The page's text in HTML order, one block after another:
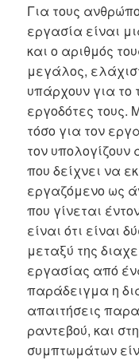
Για τους
εργασία είναι
και ο αριθμός
μεγάλος,
υπάρχουν για το
εργοδότες τους.
τόσο για τον
τον υπολογίζουν
που δείχνει να
εργαζόμενο ως
που γίνεται
είναι ότι είναι
μεταξύ της
εργασίας από
παράδειγμα η
απαιτήσεις
ραντεβού, και
συμπτωμάτων